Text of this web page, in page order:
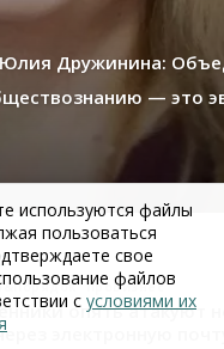
Юлия Дружинина:
— это
ПроБизнес
опять атакуют
электронную почту
используются файлы
пользоваться
свое
файлов
с условиями их